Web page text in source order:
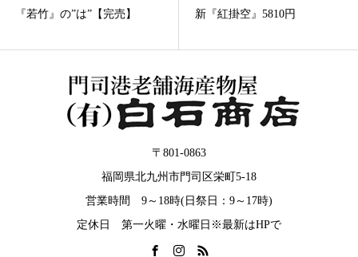
新『紅掛空』5810円
送料込み『国産手作り明太
〒801-0863
福岡県北九州市門司区栄町5-18
営業時間 9～18時(日祭日：9～17時)
定休日 第一火曜・水曜日※最新はHPで